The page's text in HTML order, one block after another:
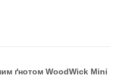
ґнотом WoodWick Mini